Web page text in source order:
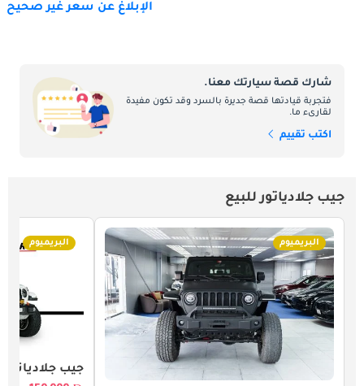
الإبلاغ عن سعر غير صحيح
شارك قصة سيارتك معنا.
فتجربة قيادتها قصة جديرة بالسرد وقد تكون مفيدة
لقارىء ما.
اكتب تقييم
جيب جلادياتور للبيع
البريميوم البريميوم
جيب جلادياتور